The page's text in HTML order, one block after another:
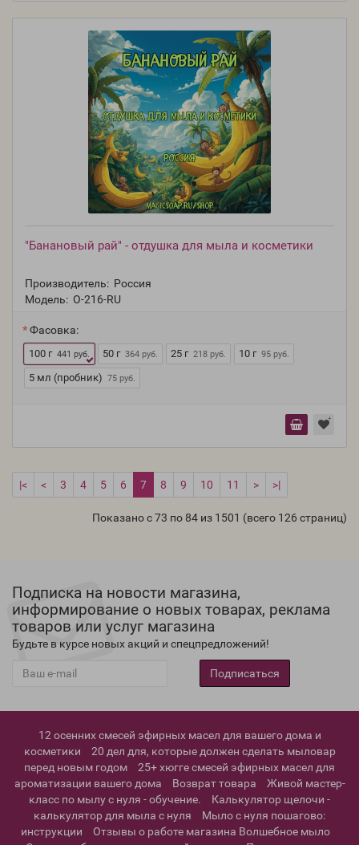
"Банановый рай" - отдушка для мыла и косметики
Производитель: Россия
Модель: O-216-RU
Фасовка:
100 г 441 руб. 50 г 364 руб. 25 г 218 руб. 10 г 95 руб.
5 мл (пробник) 75 руб.
|< < 3 4 5 6 7 8 9 10 11 > >|
Показано с 73 по 84 из 1501 (всего 126 страниц)
Подписка на новости магазина,
информирование о новых товарах, реклама
товаров или услуг магазина
Будьте в курсе новых акций и спецпредложений!
Подписаться
12 осенних смесей эфирных масел для вашего дома и
косметики
20 дел для, которые должен сделать мыловар
перед новым годом
25+ хюгге смесей эфирных масел для
ароматизации вашего дома
Возврат товара
Живой мастер-
класс по мылу с нуля - обучение.
Калькулятор щелочи -
калькулятор для мыла с нуля
Мыло с нуля пошагово:
инструкции
Отзывы о работе магазина Волшебное мыло